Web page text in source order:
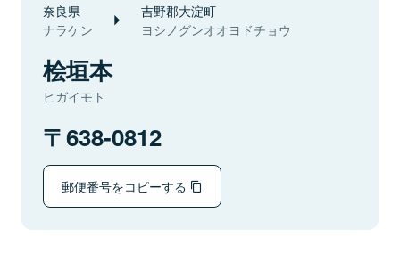
奈良県
ナラケン
吉野郡大淀町
ヨシノグンオオヨドチョウ
桧垣本
ヒガイモト
638-0812
郵便番号をコピーする